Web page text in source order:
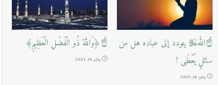
☝اللهﷻ يتودد إلى عباده هل من
سائلٍ يُعْطَى !
يناير 18, 2021
☝﴿وَاللَّهُ ذُو الْفَضْلِ الْعَظِيمِ﴾
يناير 18, 2021